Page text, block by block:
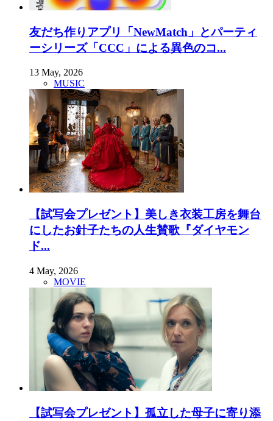
友だち作りアプリ「NewMatch」とパーティ
ーシリーズ「CCC」による異色のコ...
13 May, 2026
MUSIC
【試写会プレゼント】美しき衣装工房を舞台
にしたお針子たちの人生賛歌『ダイヤモン
ド...
4 May, 2026
MOVIE
【試写会プレゼント】孤立した母子に寄り添